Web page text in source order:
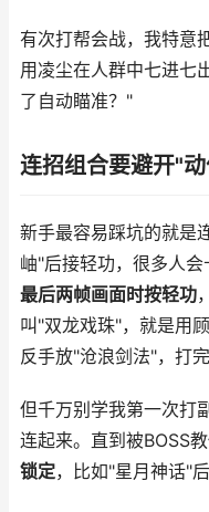
有次打帮会战，我特意
用凌尘在人群中七进七
了自动瞄准？"
连招组合要避开"
新手最容易踩坑的就是
岫"后接轻功，很多人
最后两帧画面时按轻功
叫"双龙戏珠"，就是用
反手放"沧浪剑法"，打
但千万别学我第一次打
连起来。直到被BOSS
锁定，比如"星月神话"